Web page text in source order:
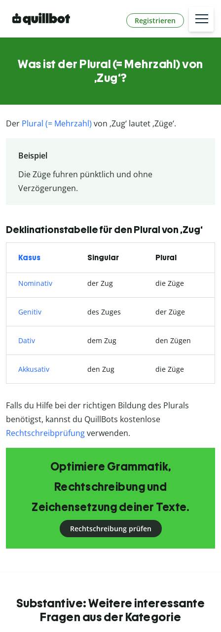
Registrieren
Was ist der Plural (= Mehrzahl) von
‚Zug‘?
Der Plural (= Mehrzahl) von ‚Zug‘ lautet ‚Züge‘.
Beispiel
Die Züge fuhren pünktlich und ohne
Verzögerungen.
Deklinationstabelle für den Plural von ‚Zug‘
Kasus Singular Plural
Nominativ der Zug die Züge
Genitiv des Zuges der Züge
Dativ dem Zug den Zügen
Akkusativ den Zug die Züge
Falls du Hilfe bei der richtigen Bildung des Plurals
benötigst, kannst du QuillBots kostenlose
Rechtschreibprüfungverwenden.
Optimiere Grammatik,
Rechtschreibung und
Zeichensetzung deiner Texte.
Rechtschreibung prüfen
Substantive: Weitere interessante
Fragen aus der Kategorie